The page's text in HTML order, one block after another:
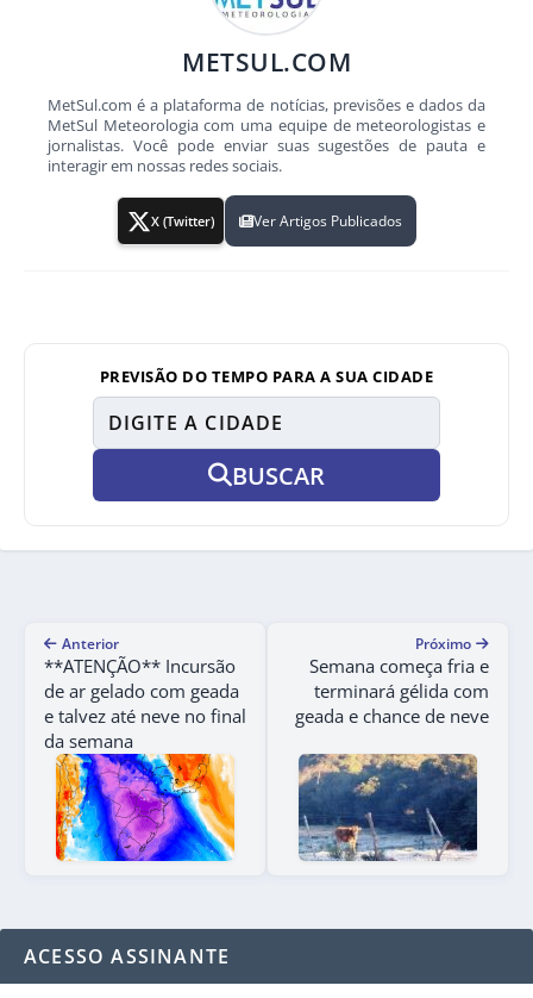
METSUL.COM
MetSul.com é a plataforma de notícias, previsões e dados da
MetSul Meteorologia com uma equipe de meteorologistas e
jornalistas. Você pode enviar suas sugestões de pauta e
interagir em nossas redes sociais.
X (Twitter) Ver Artigos Publicados
PREVISÃO DO TEMPO PARA A SUA CIDADE
BUSCAR
Anterior
**ATENÇÃO** Incursão
de ar gelado com geada
e talvez até neve no final
da semana
Próximo
Semana começa fria e
terminará gélida com
geada e chance de neve
ACESSO ASSINANTE